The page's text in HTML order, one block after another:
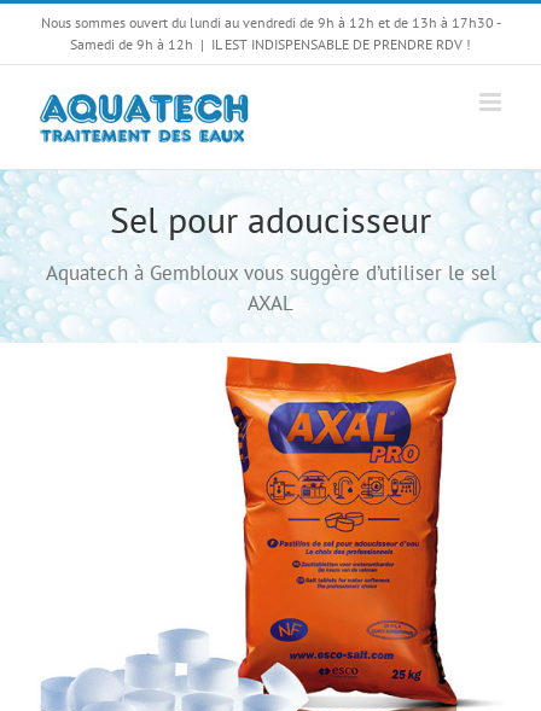
Passer
contenu
Nous sommes ouvert du lundi au vendredi de 9h à 12h et de 13h à 17h30 -
Samedi de 9h à 12h | IL EST INDISPENSABLE DE PRENDRE RDV !
Sel pour adoucisseur
Aquatech à Gembloux vous suggère d’utiliser le sel
AXAL